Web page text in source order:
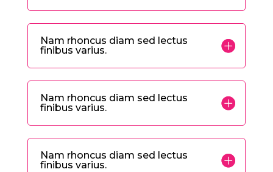
Nam rhoncus diam sed lectus
finibus varius.
Nam rhoncus diam sed lectus
finibus varius.
Nam rhoncus diam sed lectus
finibus varius.